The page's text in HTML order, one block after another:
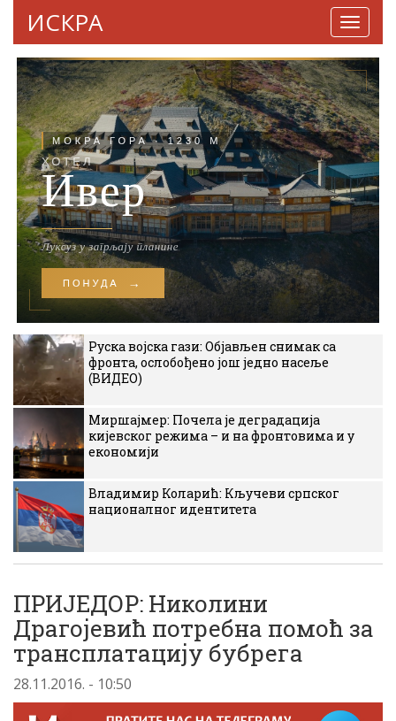
ИСКРА
Руска војска гази: Објављен снимак са
фронта, ослобођено још једно насеље
(ВИДЕО)
Миршајмер: Почела је деградација
кијевског режима – и на фронтовима и у
економији
Владимир Коларић: Кључеви српског
националног идентитета
ПРИЈЕДОР: Николини
Драгојевић потребна помоћ за
трансплатацију бубрега
28.11.2016. - 10:50